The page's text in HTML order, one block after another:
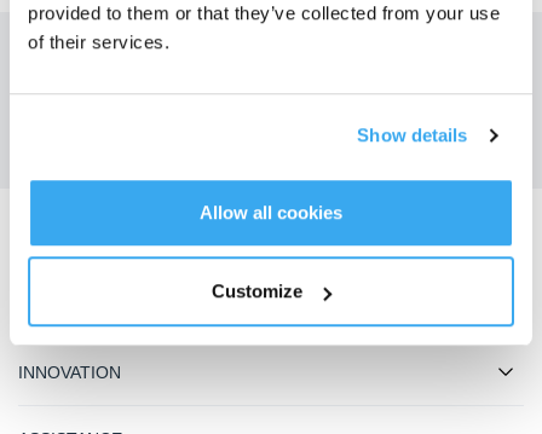
provided to them or that they’ve collected from your use
of their services.
Show details
Allow all cookies
Customize
SOUMETTRE
Télécharger l'application ECOVACS
INNOVATION